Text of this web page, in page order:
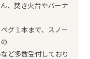
、焚き火台やバーナ
グ１本まで、スノー
ど多数受付しており